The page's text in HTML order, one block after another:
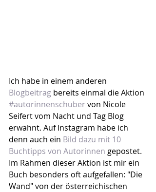
Ich habe in einem anderen
Blogbeitrag bereits einmal die Aktion
#autorinnenschuber von Nicole
Seifert vom Nacht und Tag Blog
erwähnt. Auf Instagram habe ich
denn auch ein Bild dazu mit 10
Buchtipps von Autorinnen gepostet.
Im Rahmen dieser Aktion ist mir ein
Buch besonders oft aufgefallen: "Die
Wand" von der österreichischen